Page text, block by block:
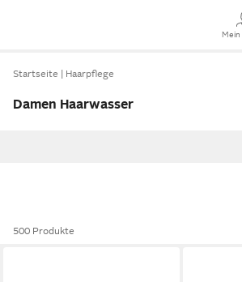
Startseite Haarpflege
Damen Haarwasser
500 Produkte